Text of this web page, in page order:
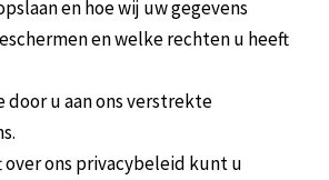
en hoe wij uw gegevens
en welke rechten u heeft
u aan ons verstrekte
over ons privacybeleid kunt u